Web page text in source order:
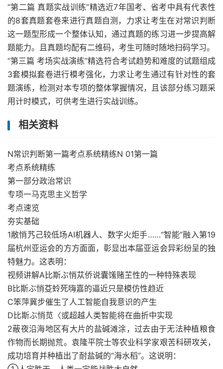
“第二篇 真题实战训练”精选近7年国考、省考中具有代表性
的8套真题套卷来进行真题自测，力求让考生在对常识判断
这一题型形成一个整体认知，通过真题的练习进一步提高解
题能力。且真题均配有二维码，考生可随时随地扫码学习。
“第三篇 考场实战演练”精选符合考试趋势和难度的试题组成
3套模拟套卷进行模考强化，力求让考生通过有针对性的套
题演练，检测对本专项的整体掌握情况，且该部分练习题采
用计时模式，可供考生进行实战训练。
相关资料
N常识判断第一篇考点系统精练N 01第一篇
考点系统精练
第一部分政治常识
专项一马克思主义哲学
考点速览
夯实基础
1敝悄艿己较低场AI机器人、数字火炬手……“智能”融入第19
届杭州亚运会的方方面面，彰显出本届亚运会异彩纷呈的独
特魅力。这表明：
视频讲解A比斯ぶ悄苁侨说囊馐赌芏性的一种特殊表现
B比斯ぶ悄芟蛉死嗨嘉的逼近只是模仿性趋近
C笨萍冀步催生了人工智能自我意识的产生
D比斯ぶ悄苋〈或超越人类智能将在曲折中实现
2蔽夜沿海地区有大片的盐碱滩涂，过去由于无法种植粮食
作物而长期抛荒。袁隆平院士等农业科学家艰苦科研攻关，
成功培育并种植出了耐盐碱的“海水稻”。这说明：